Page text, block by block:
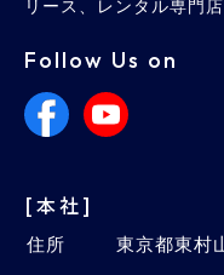
リース、レンタル専門店
Follow Us on
[本社]
住所
東京都東村